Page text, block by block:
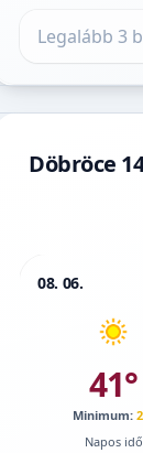
Döbröce
08. 06.
41°
Minimum:
Napos idő